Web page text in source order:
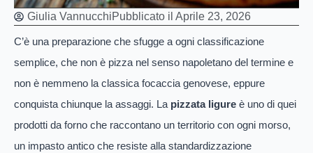
Giulia VannucchiPubblicato il Aprile 23, 2026
C’è una preparazione che sfugge a ogni classificazione
semplice, che non è pizza nel senso napoletano del termine e
non è nemmeno la classica focaccia genovese, eppure
conquista chiunque la assaggi. La pizzata ligure è uno di quei
prodotti da forno che raccontano un territorio con ogni morso,
un impasto antico che resiste alla standardizzazione